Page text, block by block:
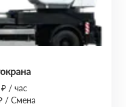
/ час
/ Смена